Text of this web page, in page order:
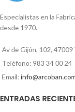
Especialistas en la
desde 1970.
Av de Gijón, 102, 47009
Teléfono: 983 34 00 24
Email:
ENTRADAS